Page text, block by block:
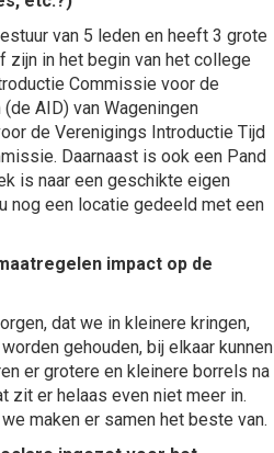
van 5 leden en heeft 3 grote
in het begin van het college
Commissie voor de
AID) van Wageningen
de Verenigings Introductie Tijd
Daarnaast is ook een Pand
is naar een geschikte eigen
nog een locatie gedeeld met een
impact op de
dat we in kleinere kringen,
gehouden, bij elkaar kunnen
er grotere en kleinere borrels na
zit er helaas even niet meer in.
maken er samen het beste van.